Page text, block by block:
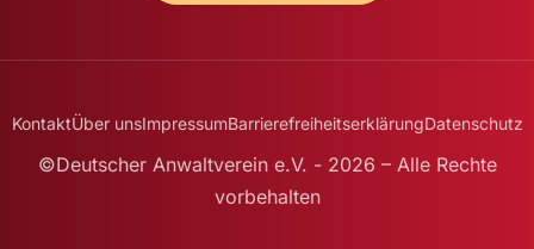
KontaktÜber unsImpressumBarrierefreiheitserklärungDatenschutz
©Deutscher Anwaltverein e.V. - 2026 – Alle Rechte
vorbehalten